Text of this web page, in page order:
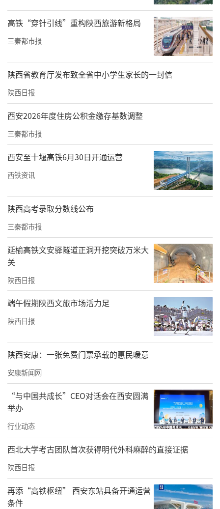
陕西财经职业技术学院校长程书强致辞
大会在庄严的国歌声中拉开帷幕。程书强代表
学校致欢迎辞，他指出，学校建校六十余年来
始终坚持立德树人根本任务，聚焦数字经济、
服务经济等重点产业，形成了以财经商贸大类
专业为主干、多专业协调发展的办学格局。成
立咸阳市数字电商与现代服务业市域产教联合
体和陕西省数字商务行业产教融合共同体，是
深入贯彻党的二十大精神、落实国家职业教育
改革部署的重要举措，是推动陕西数字经济高
质量发展、服务区域产业转型升级的创新实
践，是校地企协同、产教深度融合的崭新起
点。程书强表示，学校将坚持以教促产、以产
助教、产教融合、产学合作的原则，在联合开
发教学资源、创新协同育人体系、共建技术创
新中心、搭建产教供需对接平台、建设“双师
型”教师队伍等五个方面持续发力，努力把联
合体和共同体建设成为区域产教融合的标杆、
行业协同创新的典范、高技能人才培养的摇
篮。
高铁“穿针引线”重构陕西旅游新格局
三秦都市报
陕西省教育厅发布致全省中小学生家长的一封信
陕西日报
西安2026年度住房公积金缴存基数调整
三秦都市报
西安至十堰高铁6月30日开通运营
西铁资讯
陕西高考录取分数线公布
三秦都市报
延榆高铁文安驿隧道正洞开挖突破万米大
关
陕西日报
端午假期陕西文旅市场活力足
陕西日报
陕西安康：一张免费门票承载的惠民暖意
安康新闻网
“与中国共成长”CEO对话会在西安圆满
举办
行业动态
西北大学考古团队首次获得明代外科麻醉的直接证据
陕西日报
再添“高铁枢纽” 西安东站具备开通运营
条件